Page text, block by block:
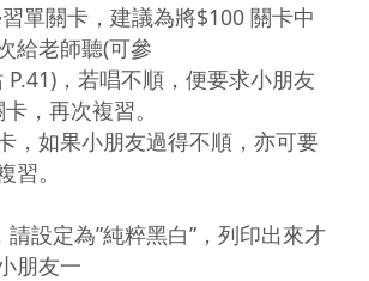
單關卡，建議為將$100 關卡中
給老師聽(可參
P.41)，若唱不順，便要求小朋友
，再次複習。
，如果小朋友過得不順，亦可要
習。
設定為”純粹黑白”，列印出來才
朋友一